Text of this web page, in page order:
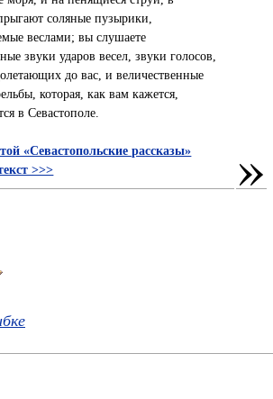
соляные пузырики,
веслами; вы слушаете
звуки ударов весел, звуки голосов,
до вас, и величественные
которая, как вам кажется,
в Севастополе.
«Севастопольские рассказы»
>>>
»